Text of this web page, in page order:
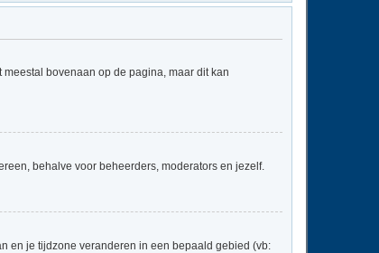
meestal bovenaan op de pagina, maar dit kan
behalve voor beheerders, moderators en jezelf.
en je tijdzone veranderen in een bepaald gebied (vb: